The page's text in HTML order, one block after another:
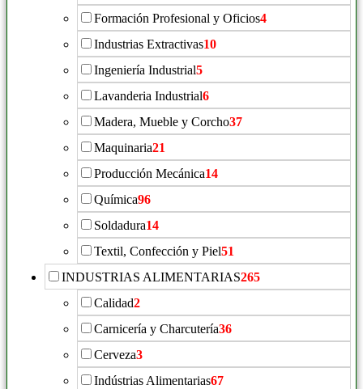
Formación Profesional y Oficios4
Industrias Extractivas10
Ingeniería Industrial5
Lavanderia Industrial6
Madera, Mueble y Corcho37
Maquinaria21
Producción Mecánica14
Química96
Soldadura14
Textil, Confección y Piel51
INDUSTRIAS ALIMENTARIAS265
Calidad2
Carnicería y Charcutería36
Cerveza3
Indústrias Alimentarias67